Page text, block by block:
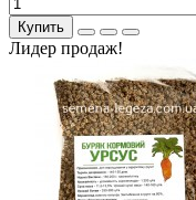
Купить
Лидер продаж!